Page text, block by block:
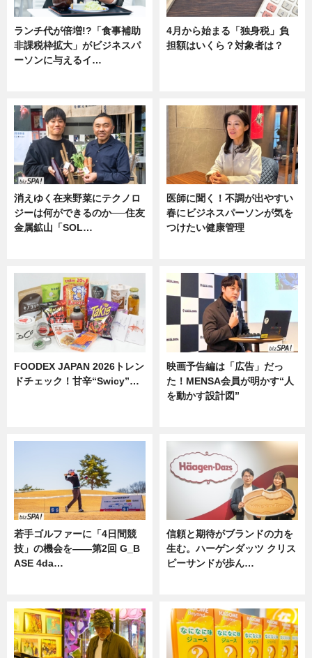
ランチ代が倍増!?「食事補助
非課税枠拡大」がビジネスパ
ーソンに与えるイ…
4月から始まる「独身税」負
担額はいくら？対象者は？
消えゆく在来野菜にテクノロ
ジーは何ができるのか──住友
金属鉱山「SOL…
医師に聞く！不調が出やすい
春にビジネスパーソンが気を
つけたい健康管理
FOODEX JAPAN 2026トレン
ドチェック！甘辛“Swicy”…
映画予告編は「広告」だっ
た！MENSA会員が明かす“人
を動かす設計図”
若手ゴルファーに「4日間競
技」の機会を——第2回 G_B
ASE 4da…
信頼と期待がブランドの力を
生む。ハーゲンダッツ クリス
ピーサンドが歩ん…